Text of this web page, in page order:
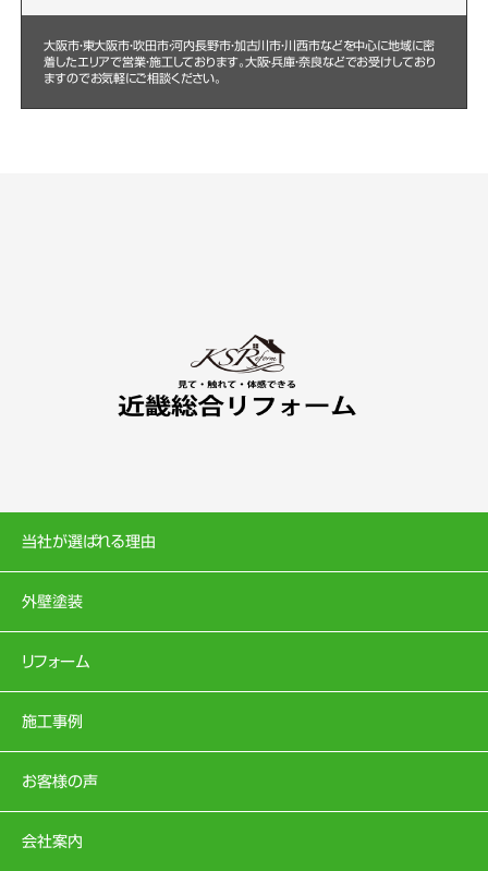
大阪市・東大阪市・吹田市・河内長野市・加古川市・川西市などを中心に地域に密
着したエリアで営業・施工しております。大阪・兵庫・奈良などでお受けしており
ますのでお気軽にご相談ください。
当社が選ばれる理由
外壁塗装
リフォーム
施工事例
お客様の声
会社案内